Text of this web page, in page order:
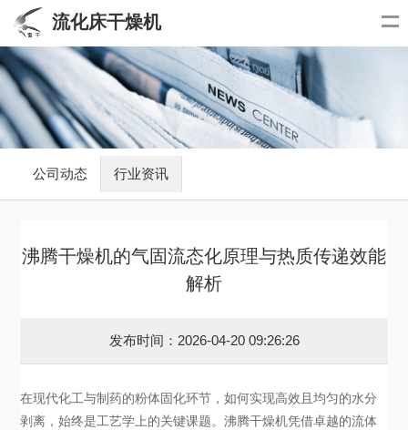
流化床干燥机
公司动态 行业资讯
沸腾干燥机的气固流态化原理与热质传递效能
解析
发布时间：2026-04-20 09:26:26
在现代化工与制药的粉体固化环节，如何实现高效且均匀的水分
剥离，始终是工艺学上的关键课题。沸腾干燥机凭借卓越的流体